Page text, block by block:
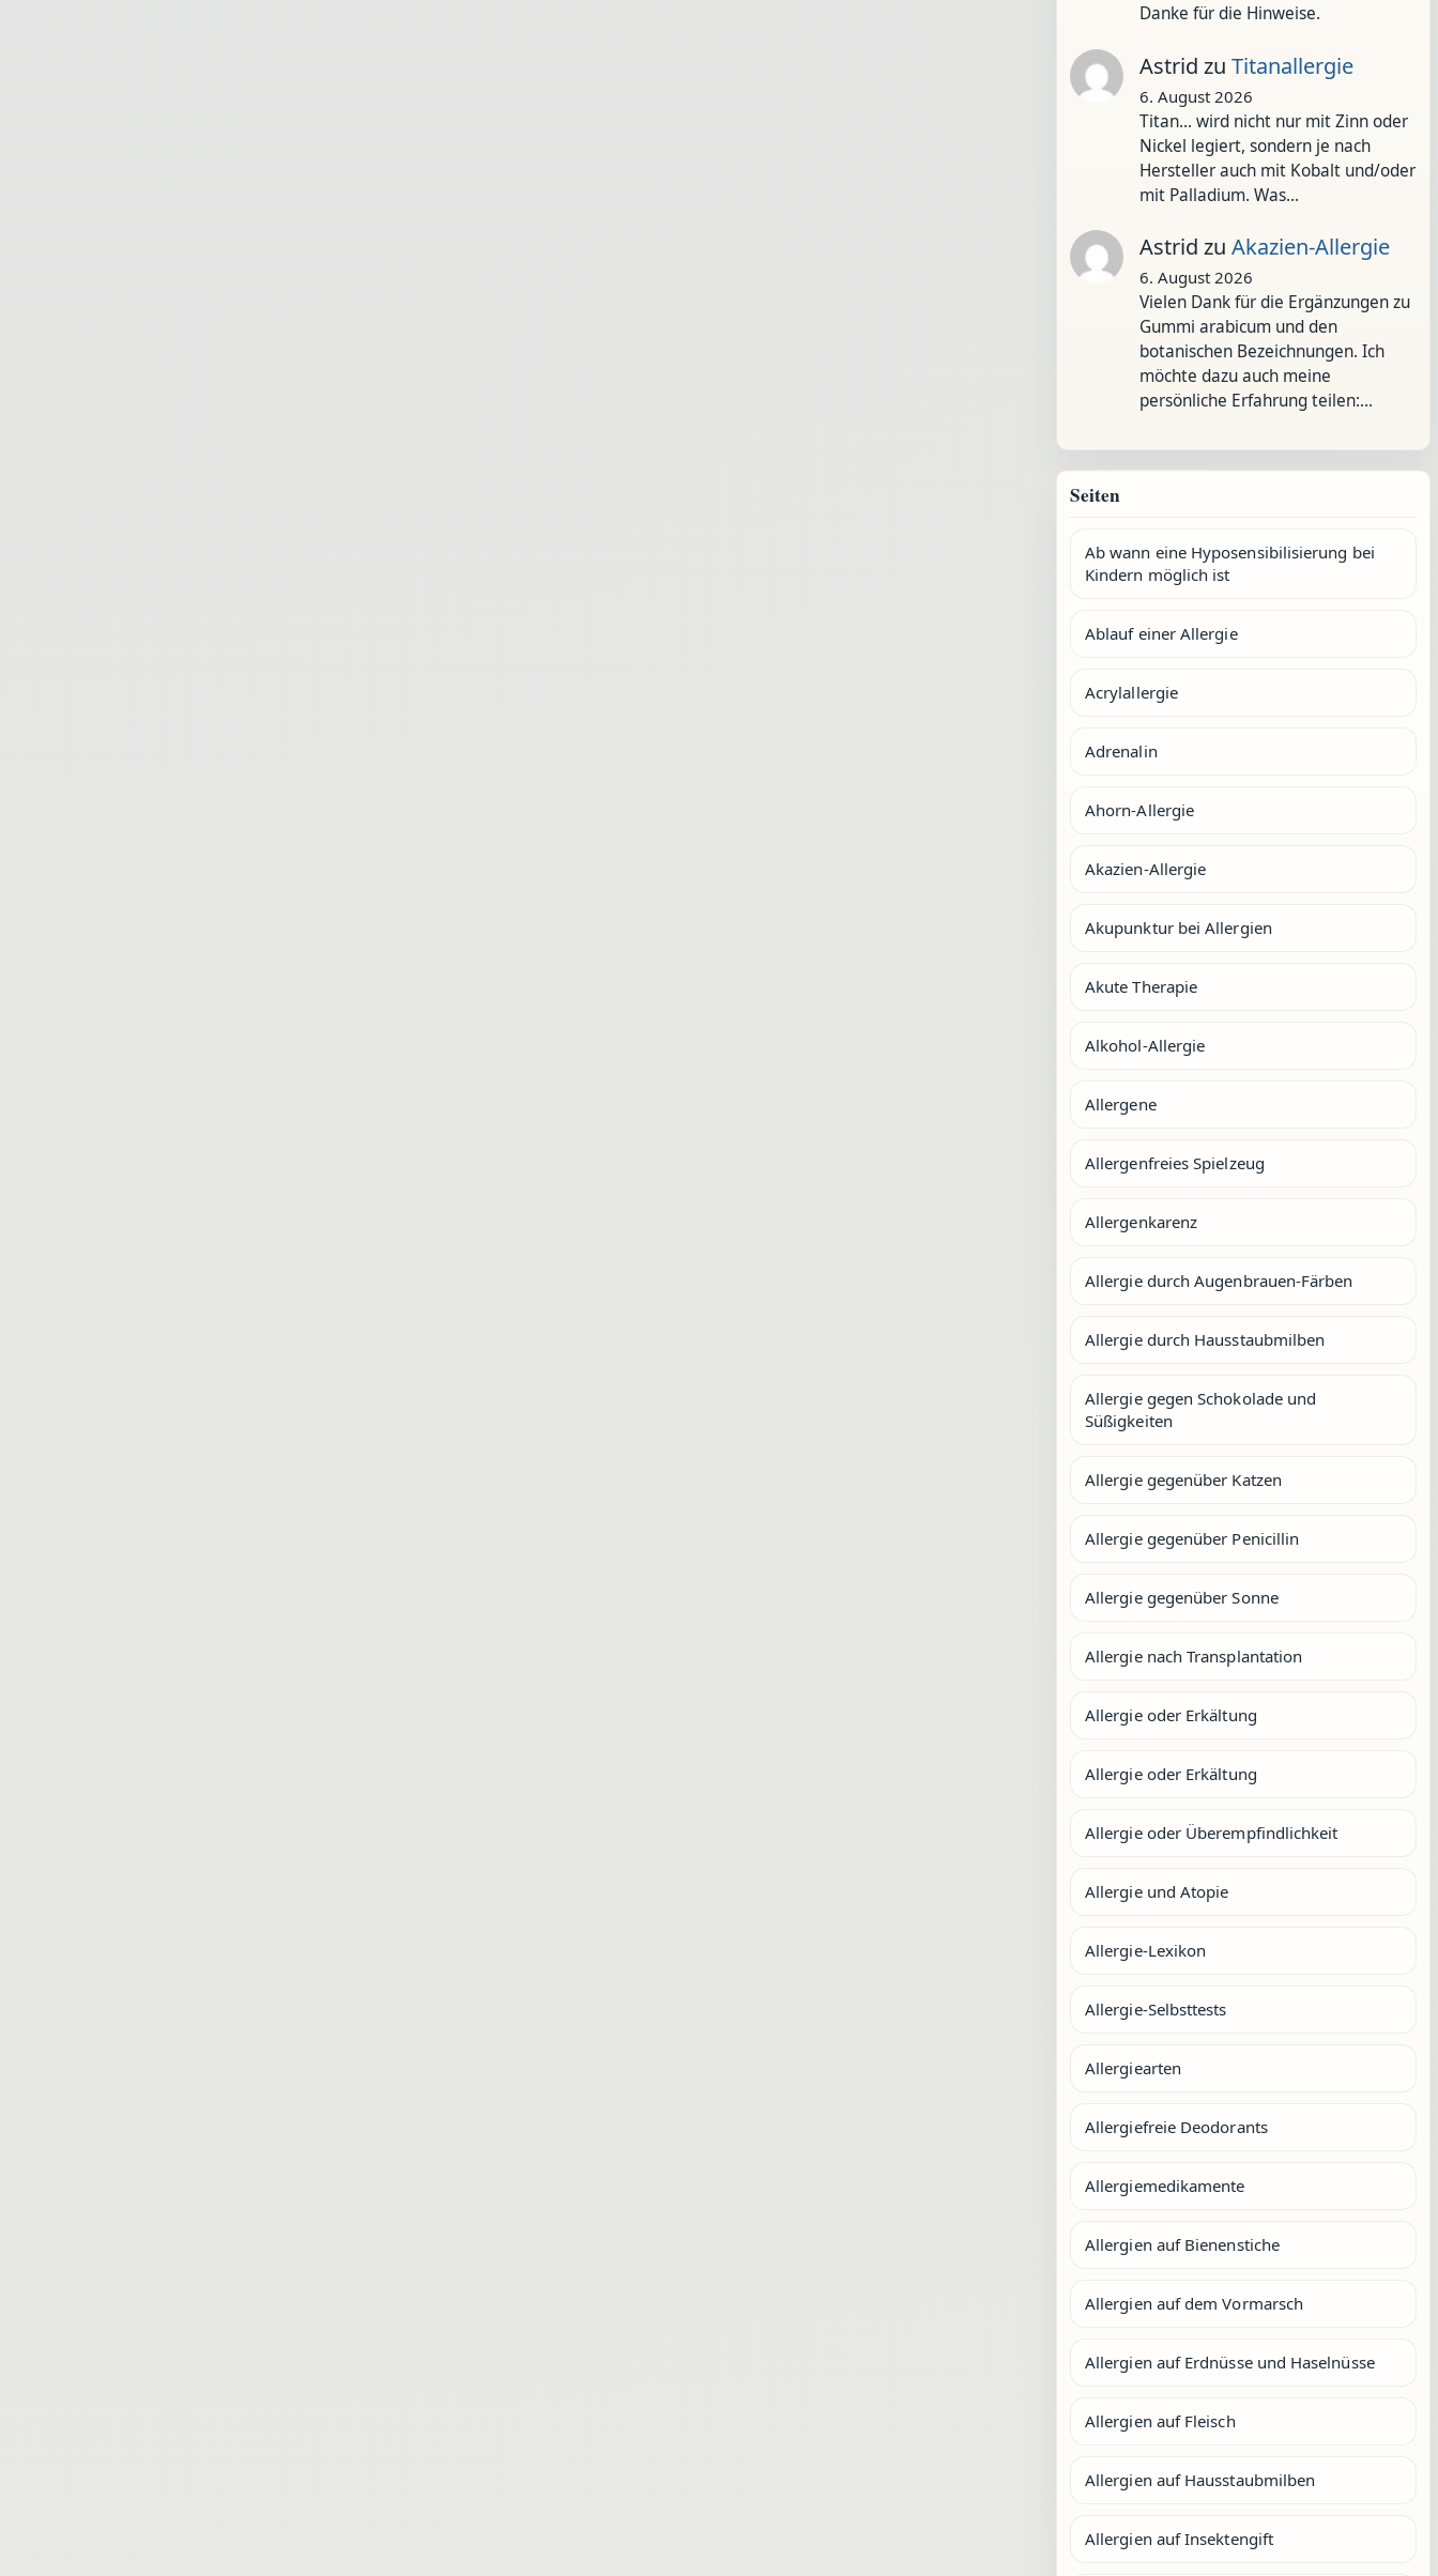
Danke für die Hinweise.
Astrid zu Titanallergie
6. August 2026
Titan... wird nicht nur mit Zinn oder
Nickel legiert, sondern je nach
Hersteller auch mit Kobalt und/oder
mit Palladium. Was…
Astrid zu Akazien-Allergie
6. August 2026
Vielen Dank für die Ergänzungen zu
Gummi arabicum und den
botanischen Bezeichnungen. Ich
möchte dazu auch meine
persönliche Erfahrung teilen:…
Seiten
Ab wann eine Hyposensibilisierung bei
Kindern möglich ist
Ablauf einer Allergie
Acrylallergie
Adrenalin
Ahorn-Allergie
Akazien-Allergie
Akupunktur bei Allergien
Akute Therapie
Alkohol-Allergie
Allergene
Allergenfreies Spielzeug
Allergenkarenz
Allergie durch Augenbrauen-Färben
Allergie durch Hausstaubmilben
Allergie gegen Schokolade und
Süßigkeiten
Allergie gegenüber Katzen
Allergie gegenüber Penicillin
Allergie gegenüber Sonne
Allergie nach Transplantation
Allergie oder Erkältung
Allergie oder Erkältung
Allergie oder Überempfindlichkeit
Allergie und Atopie
Allergie-Lexikon
Allergie-Selbsttests
Allergiearten
Allergiefreie Deodorants
Allergiemedikamente
Allergien auf Bienenstiche
Allergien auf dem Vormarsch
Allergien auf Erdnüsse und Haselnüsse
Allergien auf Fleisch
Allergien auf Hausstaubmilben
Allergien auf Insektengift